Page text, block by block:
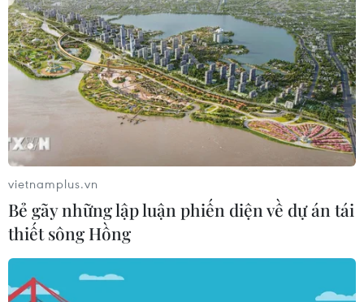
07/08/2026 03:40
Vụ chuyên Tuyên Quang: Thu hồi,
hủy bỏ giấy chứng nhận kết quả thi
Khuyến khích các cơ sở giáo dục đại
học cạnh tranh bằng chất lượng
06/08/2026 13:41
vietnamplus.vn
Bẻ gãy những lập luận phiến diện về dự án tái
thiết sông Hồng